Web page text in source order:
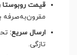
قیمت روبوستا
مقرون‌به‌صرفه
ارسال سریع:
تازگی.